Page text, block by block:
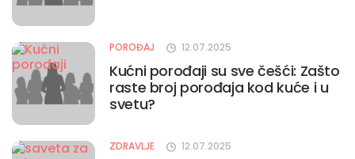
POROĐAJ 12.07.2025
Kućni porođaji su sve češći: Zašto
raste broj porođaja kod kuće i u
svetu?
ZDRAVLJE 12.07.2025